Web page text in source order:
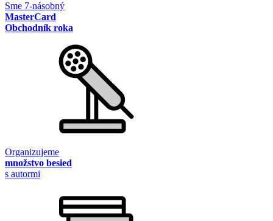
Sme 7-násobný
MasterCard
Obchodník roka
Organizujeme
množstvo besied
s autormi